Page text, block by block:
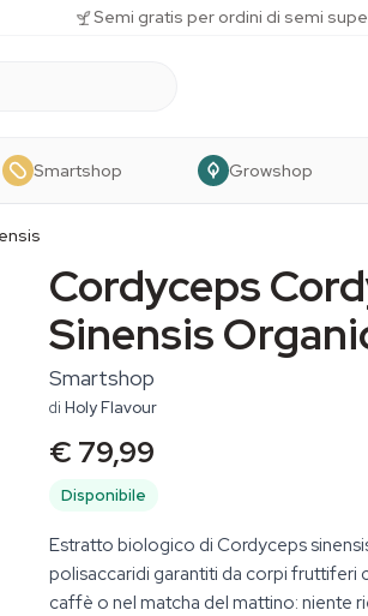
Semi gratis per ordini di semi
Smartshop Growshop
Cordyceps
Sinensis
Smartshop
di Holy Flavour
€ 79,99
Disponibile
Estratto biologico di Cordyceps
polisaccaridi garantiti da corpi fruttiferi
caffè o nel matcha del mattino: niente